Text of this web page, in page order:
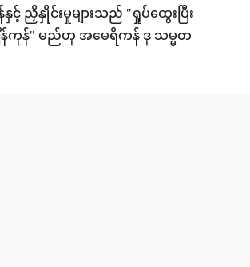
င့် ညှိနှိုင်းမှုများသည် "ရှုပ်ထွေးပြီး
ကုန်" မည်ဟု အမေရိကန် ဒု သမ္မတ